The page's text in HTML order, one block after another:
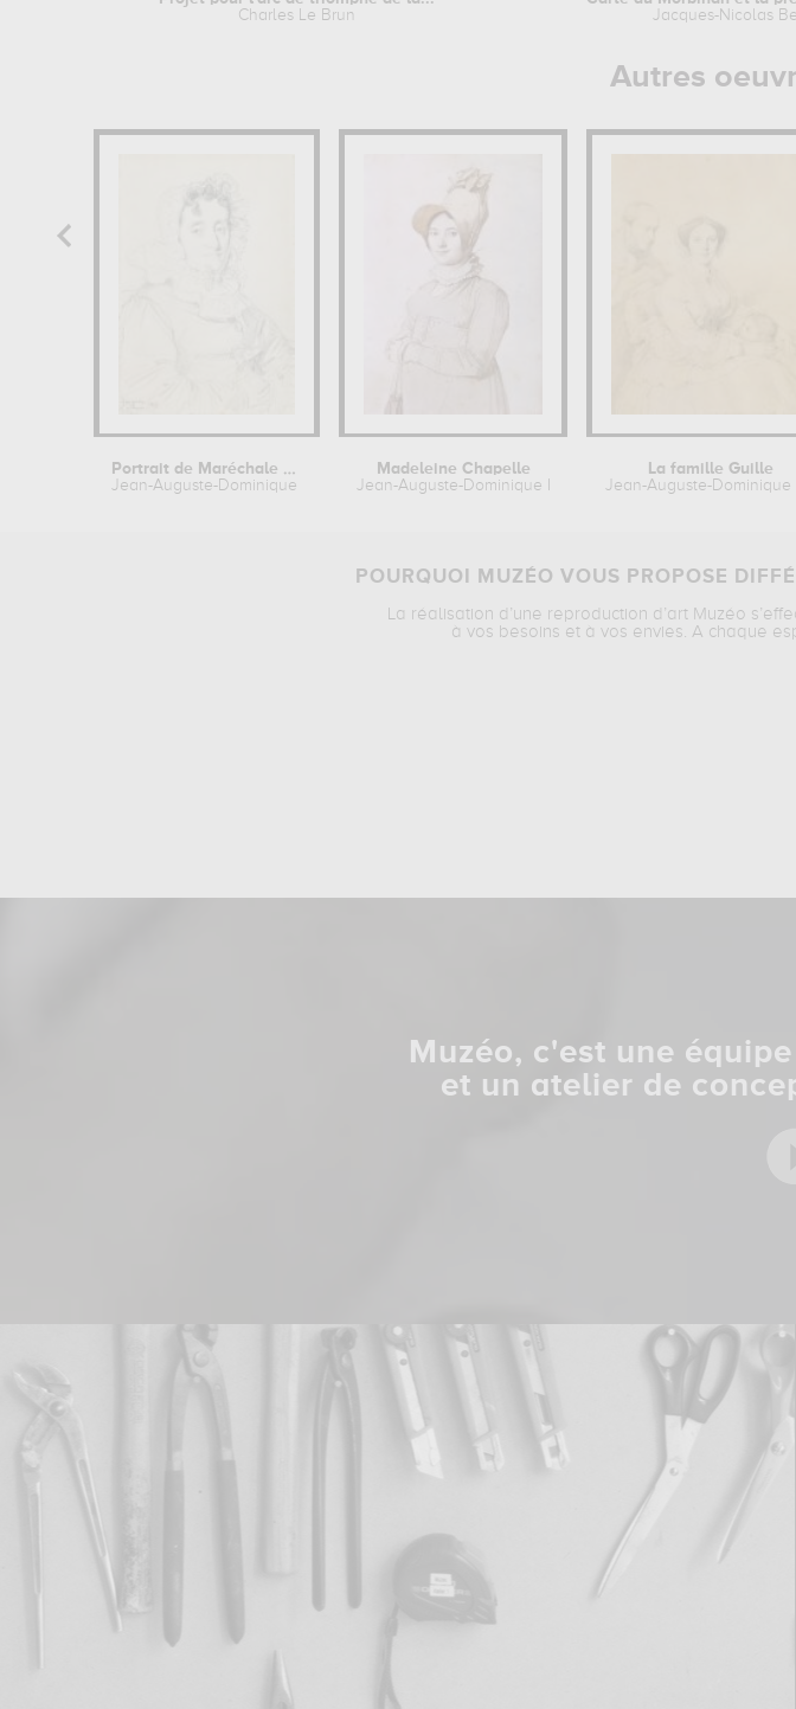
Charles Le Brun
Jacques-Nicolas
Autres
Portrait de Maréchale Kutusov
Jean-Auguste-Dominique Ingres
Madeleine Chapelle
Jean-Auguste-Dominique Ingres
La famille Guille
Jean-Auguste-Dominique
POURQUOI MUZÉO VOUS PROPOSE
La réalisation d’une reproduction d’art Muzéo
à vos besoins et à vos envies. A chaque
Muzéo, c'est une
et un atelier de